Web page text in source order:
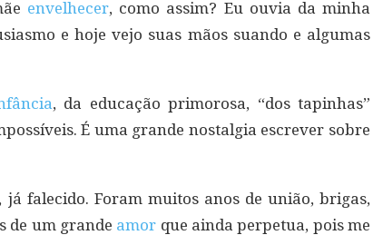
envelhecer, como assim? Eu ouvia da minha
e hoje vejo suas mãos suando e algumas
, da educação primorosa, “dos tapinhas”
É uma grande nostalgia escrever sobre
falecido. Foram muitos anos de união, brigas,
de um grande amor que ainda perpetua, pois me